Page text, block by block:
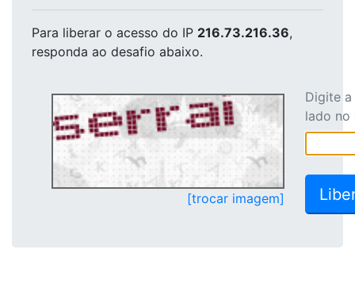
Para liberar o acesso do IP 216.73.216.36,
responda ao desafio abaixo.
[trocar imagem]
Digite
lado no